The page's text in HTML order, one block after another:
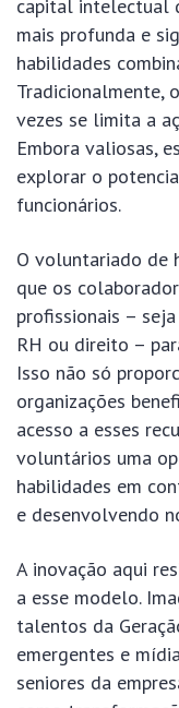
capital intelectual
mais profunda e
habilidades
Tradicionalmente,
vezes se limita a
Embora valiosas,
explorar o
funcionários.
O voluntariado de
que os
profissionais –
RH ou direito –
Isso não só
organizações
acesso a esses
voluntários uma
habilidades em
e desenvolvendo
A inovação aqui
a esse modelo.
talentos da
emergentes e
seniores da